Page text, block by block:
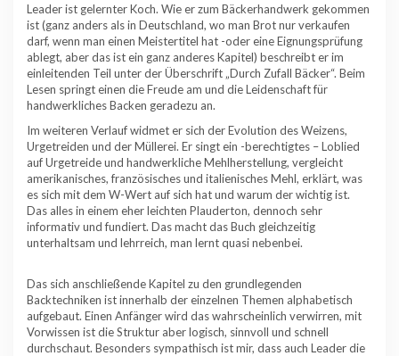
Leader ist gelernter Koch. Wie er zum Bäckerhandwerk gekommen
ist (ganz anders als in Deutschland, wo man Brot nur verkaufen
darf, wenn man einen Meistertitel hat -oder eine Eignungsprüfung
ablegt, aber das ist ein ganz anderes Kapitel) beschreibt er im
einleitenden Teil unter der Überschrift „Durch Zufall Bäcker“. Beim
Lesen springt einen die Freude am und die Leidenschaft für
handwerkliches Backen geradezu an.
Im weiteren Verlauf widmet er sich der Evolution des Weizens,
Urgetreiden und der Müllerei. Er singt ein -berechtigtes – Loblied
auf Urgetreide und handwerkliche Mehlherstellung, vergleicht
amerikanisches, französisches und italienisches Mehl, erklärt, was
es sich mit dem W-Wert auf sich hat und warum der wichtig ist.
Das alles in einem eher leichten Plauderton, dennoch sehr
informativ und fundiert. Das macht das Buch gleichzeitig
unterhaltsam und lehrreich, man lernt quasi nebenbei.
Das sich anschließende Kapitel zu den grundlegenden
Backtechniken ist innerhalb der einzelnen Themen alphabetisch
aufgebaut. Einen Anfänger wird das wahrscheinlich verwirren, mit
Vorwissen ist die Struktur aber logisch, sinnvoll und schnell
durchschaut. Besonders sympathisch ist mir, dass auch Leader die